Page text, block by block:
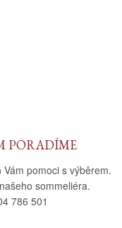
PORADÍME
pomoci s výběrem.
sommeliéra.
786 501